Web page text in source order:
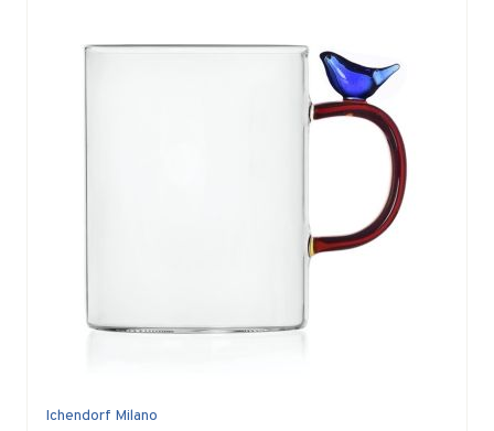
Ichendorf Milano